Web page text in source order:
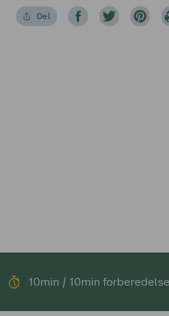
Del
10min / 10min